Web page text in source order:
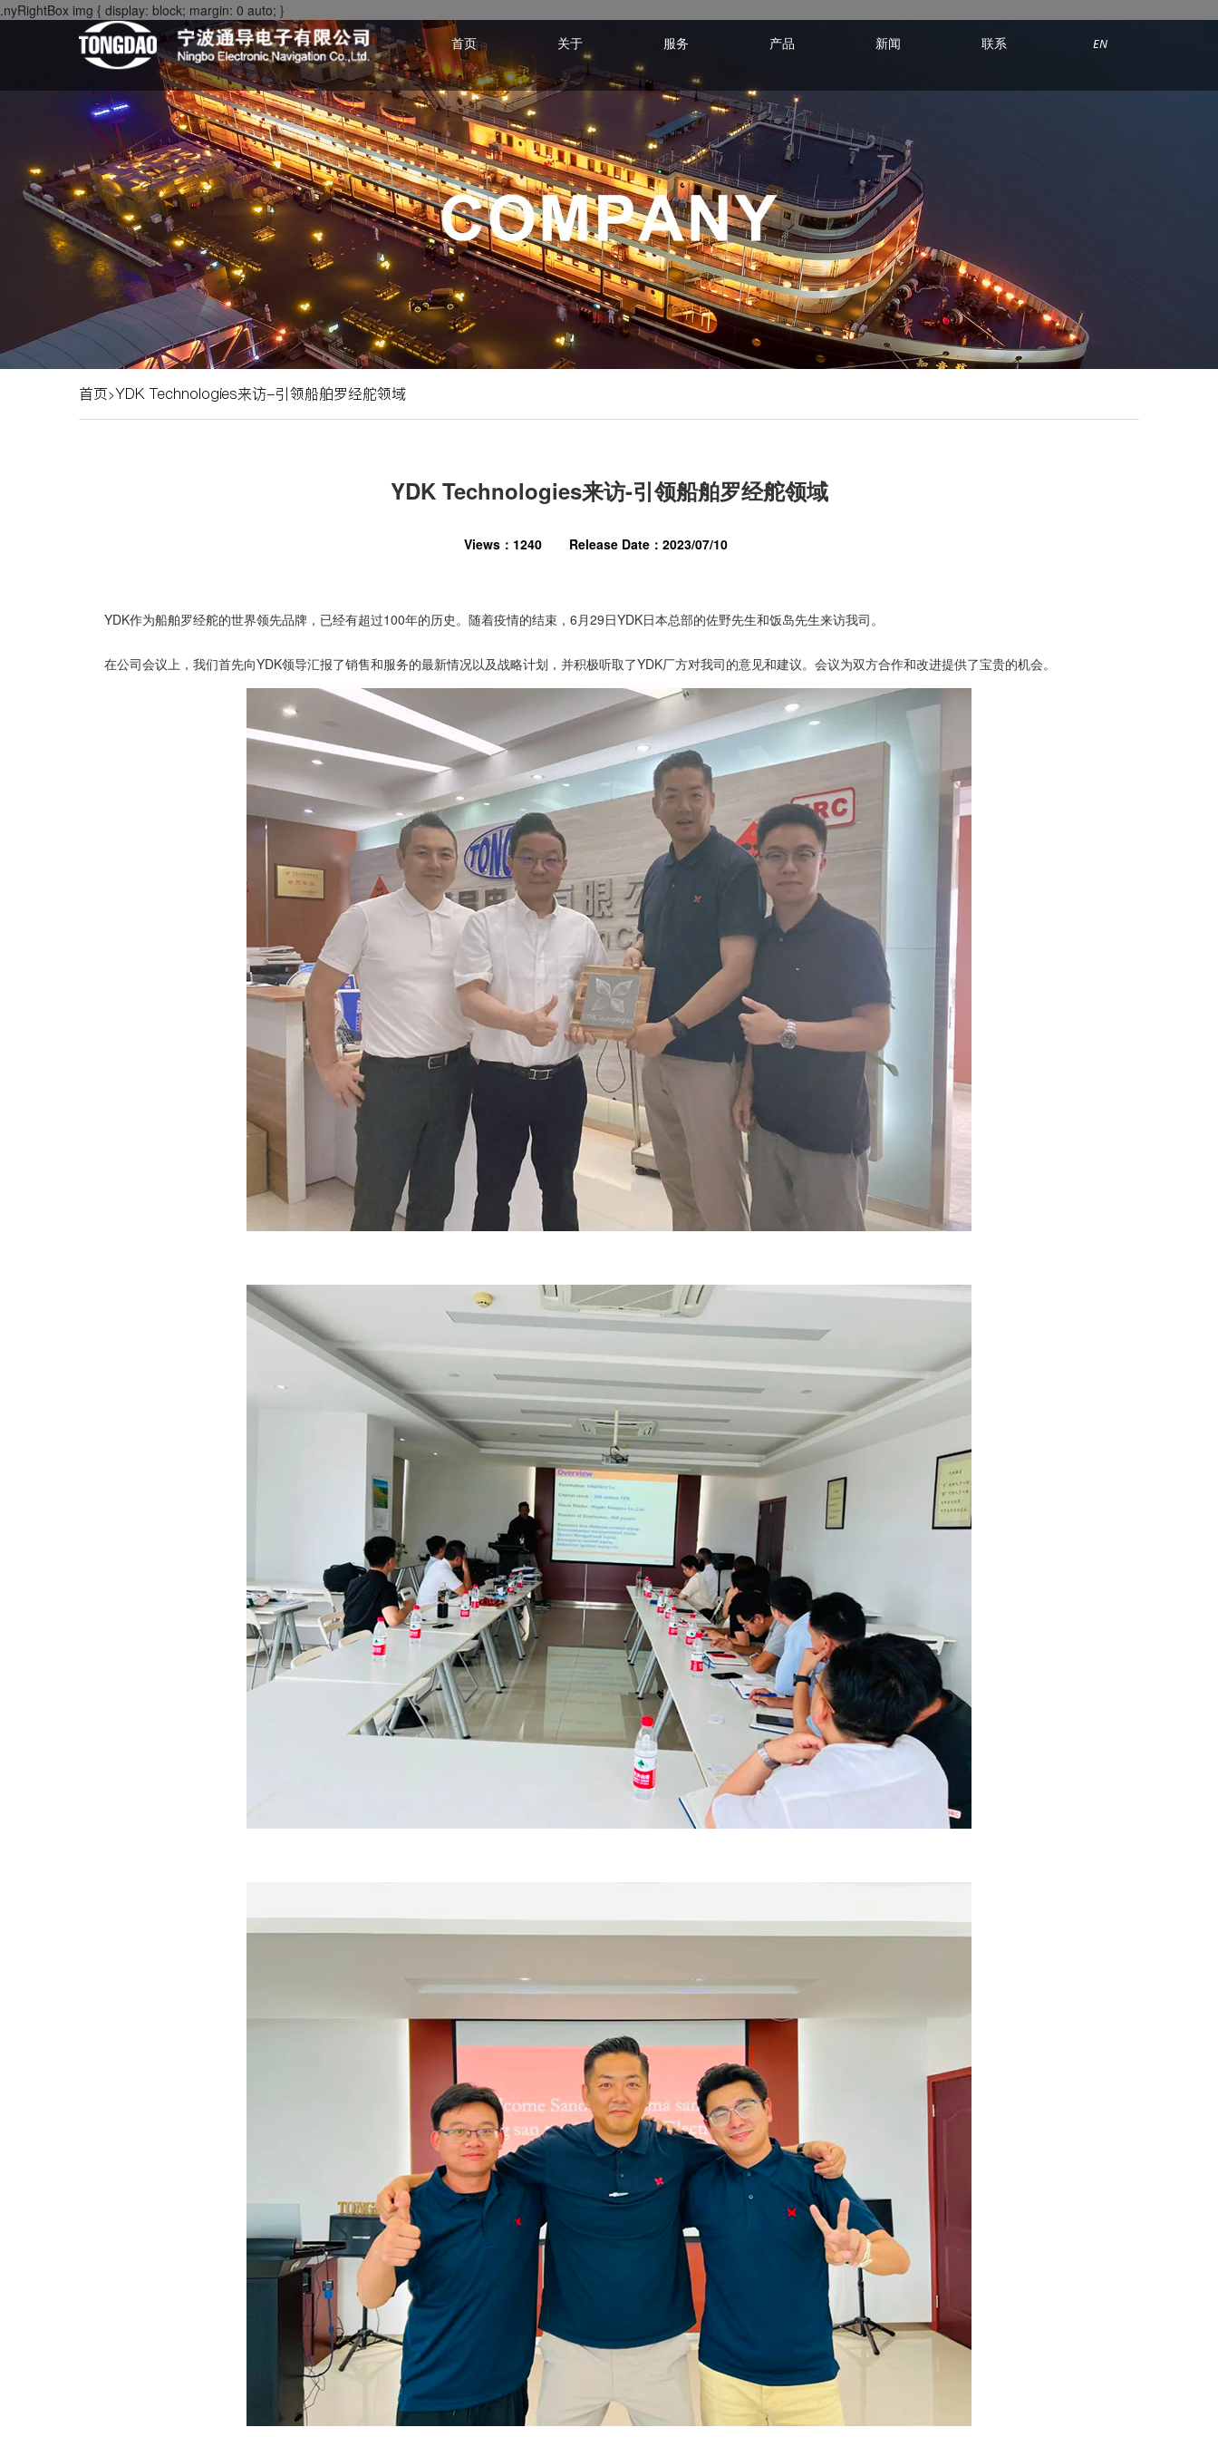
.nyRightBox img { display: block; margin: 0 auto; }
首页 关于 服务 产品 新闻 联系 EN
首页>YDK Technologies来访-引领船舶罗经舵领域
YDK Technologies来访-引领船舶罗经舵领域
Views：1240 Release Date：2023/07/10
YDK作为船舶罗经舵的世界领先品牌，已经有超过100年的历史。随着疫情的结束，6月29日YDK日本总部的佐野先生和饭岛先生来访我司。
在公司会议上，我们首先向YDK领导汇报了销售和服务的最新情况以及战略计划，并积极听取了YDK厂方对我司的意见和建议。会议为双方合作和改进提供了宝贵的机会。